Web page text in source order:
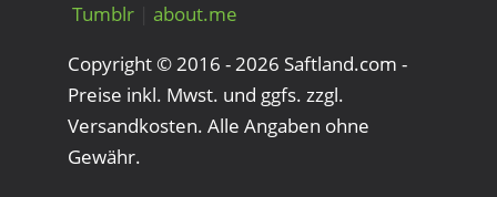
Tumblr| about.me
Copyright © 2016 - 2026 Saftland.com -
Preise inkl. Mwst. und ggfs. zzgl.
Versandkosten. Alle Angaben ohne
Gewähr.